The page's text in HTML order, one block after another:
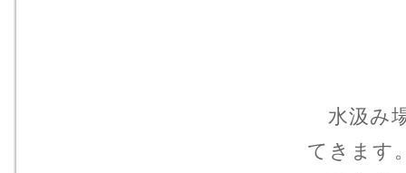
水汲み
てきます